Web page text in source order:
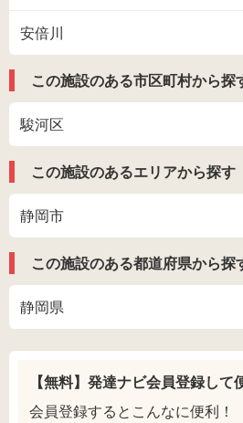
安倍川
この施設のある市区町村から探
駿河区
この施設のあるエリアから探す
静岡市
この施設のある都道府県から探
静岡県
【無料】発達ナビ会員登録して
会員登録するとこんなに便利！